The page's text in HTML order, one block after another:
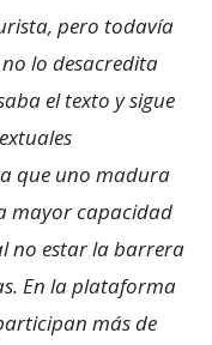
pero todavía
lo desacredita
el texto y sigue
que uno madura
mayor capacidad
no estar la barrera
En la plataforma
más de